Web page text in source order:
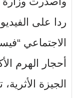
ردا على
الاجتماعي
أحجار الهرم
الجيزة